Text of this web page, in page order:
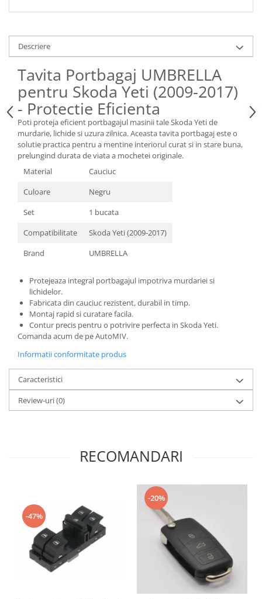
Spray Curatare Frane
Lubrifianti si Spray-uri de Curatare
Vopsitorie, Chituri si Adezivi
Curatare si Detailing Exterior
Articole Auto Sezoniere
Produse de Iarna
Cabluri Pornire
Descriere
Tavita Portbagaj UMBRELLA
pentru Skoda Yeti (2009-2017)
- Protectie Eficienta
Poti proteja eficient portbagajul masinii tale Skoda Yeti de
murdarie, lichide si uzura zilnica. Aceasta tavita portbagaj este o
solutie practica pentru a mentine interiorul curat si in stare buna,
prelungind durata de viata a mochetei originale.
Material
Cauciuc
Culoare
Negru
Set
1 bucata
Compatibilitate
Skoda Yeti (2009-2017)
Brand
UMBRELLA
Protejeaza integral portbagajul impotriva murdariei si
lichidelor.
Fabricata din cauciuc rezistent, durabil in timp.
Montaj rapid si curatare facila.
Contur precis pentru o potrivire perfecta in Skoda Yeti.
Comanda acum de pe AutoMIV.
Informatii conformitate produs
Caracteristici
Review-uri(0)
RECOMANDARI
-47%
-20%